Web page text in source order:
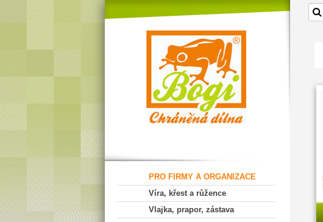
PRO FIRMY A ORGANIZACE
Víra, křest a růžence
Vlajka, prapor, zástava